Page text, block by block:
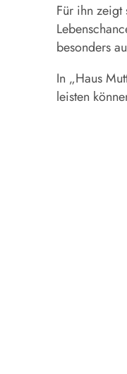
Für ihn
besonders
In „Haus
leisten